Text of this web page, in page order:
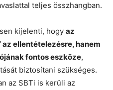
teljes összhangban.
kijelenti, hogy az
az ellentételezésre, hanem
fontos eszköze,
biztosítani szükséges.
az SBTi is kerüli az